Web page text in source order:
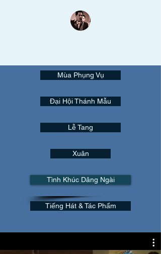
Mùa Phụng Vụ
Đại Hội Thánh Mẫu
Lễ Tang
Xuân
Tình Khúc Dâng Ngài
Tiếng Hát & Tác Phẩm